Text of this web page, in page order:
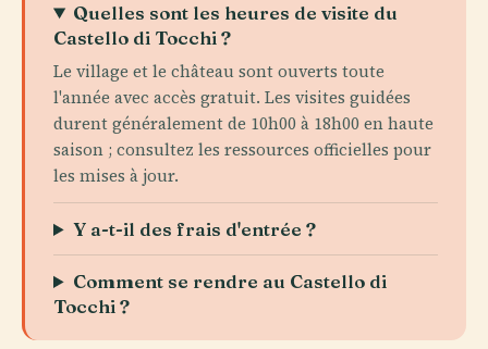
Quelles sont les heures de visite du
Castello di Tocchi ?
Le village et le château sont ouverts toute
l'année avec accès gratuit. Les visites guidées
durent généralement de 10h00 à 18h00 en haute
saison ; consultez les ressources officielles pour
les mises à jour.
Y a-t-il des frais d'entrée ?
Comment se rendre au Castello di
Tocchi ?